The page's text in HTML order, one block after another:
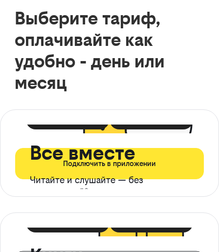
Выберите тариф,
оплачивайте как
удобно - день или
месяц
Все вместе
Читайте и слушайте — без
ограничений*
Подключить в приложении